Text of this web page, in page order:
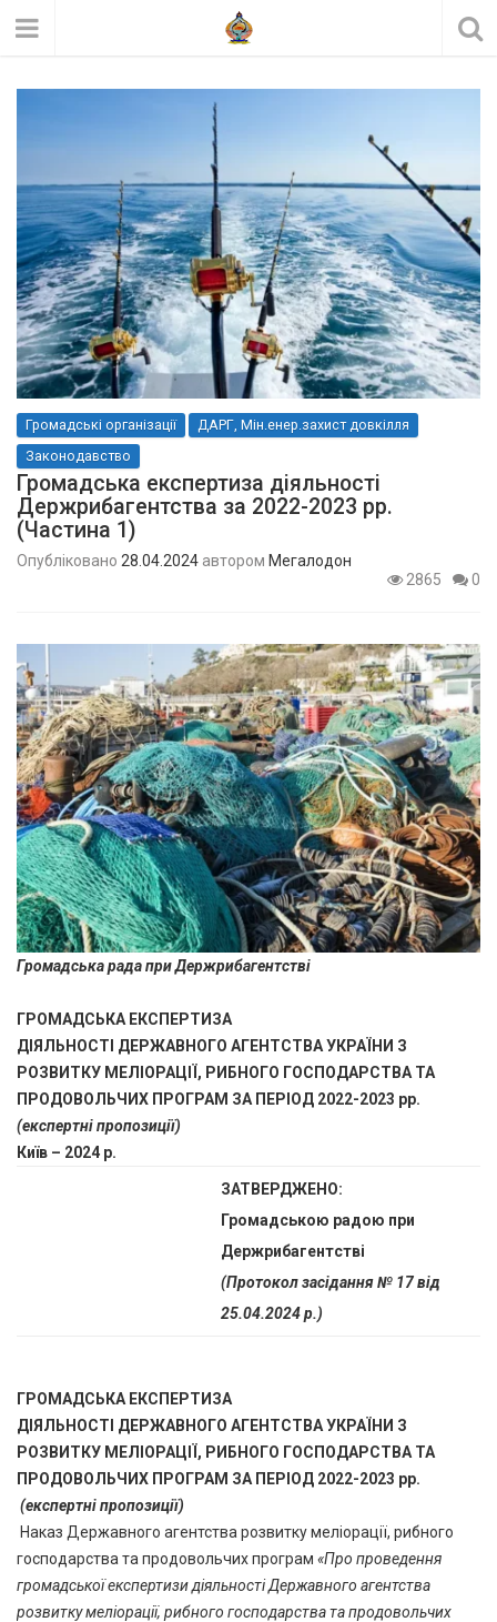
Громадські організації
ДАРГ, Мін.енер.захист довкілля
Законодавство
Громадська експертиза діяльності
Держрибагентства за 2022-2023 рр.
(Частина 1)
Опубліковано 28.04.2024 автором Мегалодон
2865
0
Громадська рада при Держрибагентстві
ГРОМАДСЬКА ЕКСПЕРТИЗА
ДІЯЛЬНОСТІ ДЕРЖАВНОГО АГЕНТСТВА УКРАЇНИ З
РОЗВИТКУ МЕЛІОРАЦІЇ, РИБНОГО ГОСПОДАРСТВА ТА
ПРОДОВОЛЬЧИХ ПРОГРАМ ЗА ПЕРІОД 2022-2023 рр.
(експертні пропозиції)
Київ – 2024 р.
ЗАТВЕРДЖЕНО:
Громадською радою при
Держрибагентстві
(Протокол засідання № 17 від
25.04.2024 р.)
ГРОМАДСЬКА ЕКСПЕРТИЗА
ДІЯЛЬНОСТІ ДЕРЖАВНОГО АГЕНТСТВА УКРАЇНИ З
РОЗВИТКУ МЕЛІОРАЦІЇ, РИБНОГО ГОСПОДАРСТВА ТА
ПРОДОВОЛЬЧИХ ПРОГРАМ ЗА ПЕРІОД 2022-2023 рр.
(експертні пропозиції)
Наказ Державного агентства розвитку меліорації, рибного
господарства та продовольчих програм «Про проведення
громадської експертизи діяльності Державного агентства
розвитку меліорації, рибного господарства та продовольчих